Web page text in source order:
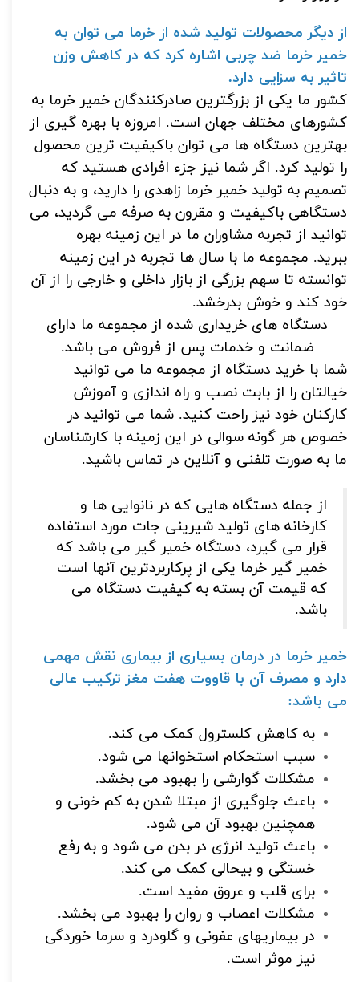
از دیگر محصولات تولید شده از خرما می توان به
خمیر خرما ضد چربی اشاره کرد که در کاهش وزن
تاثیر به سزایی دارد.
کشور ما یکی از بزرگترین صادرکنندگان خمیر خرما به
کشورهای مختلف جهان است. امروزه با بهره گیری از
بهترین دستگاه ها می توان باکیفیت ترین محصول
را تولید کرد. اگر شما نیز جزء افرادی هستید که
تصمیم به تولید خمیر خرما زاهدی را دارید، و به دنبال
دستگاهی باکیفیت و مقرون به صرفه می گردید، می
توانید از تجربه مشاوران ما در این زمینه بهره
ببرید. مجموعه ما با سال ها تجربه در این زمینه
توانسته تا سهم بزرگی از بازار داخلی و خارجی را از آن
خود کند و خوش بدرخشد.
دستگاه های خریداری شده از مجموعه ما دارای
ضمانت و خدمات پس از فروش می باشد.
شما با خرید دستگاه از مجموعه ما می توانید
خیالتان را از بابت نصب و راه اندازی و آموزش
کارکنان خود نیز راحت کنید. شما می توانید در
خصوص هر گونه سوالی در این زمینه با کارشناسان
ما به صورت تلفنی و آنلاین در تماس باشید.
از جمله دستگاه هایی که در نانوایی ها و
کارخانه های تولید شیرینی جات مورد استفاده
قرار می گیرد، دستگاه خمیر گیر می باشد که
خمیر گیر خرما یکی از پرکاربردترین آنها است
که قیمت آن بسته به کیفیت دستگاه می
باشد.
خمیر خرما در درمان بسیاری از بیماری نقش مهمی
دارد و مصرف آن با قاووت هفت مغز ترکیب عالی
می باشد:
به کاهش کلسترول کمک می کند.
سبب استحکام استخوانها می شود.
مشکلات گوارشی را بهبود می بخشد.
باعث جلوگیری از مبتلا شدن به کم خونی و
همچنین بهبود آن می شود.
باعث تولید انرژی در بدن می شود و به رفع
خستگی و بیحالی کمک می کند.
برای قلب و عروق مفید است.
مشکلات اعصاب و روان را بهبود می بخشد.
در بیماریهای عفونی و گلودرد و سرما خوردگی
نیز موثر است.